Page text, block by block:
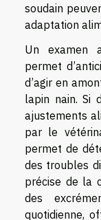
soudain
adaptation
Un examen
permet
d’agir en
lapin nain. Si
ajustements
par le
permet de
des troubles
précise de la
des
quotidienne,